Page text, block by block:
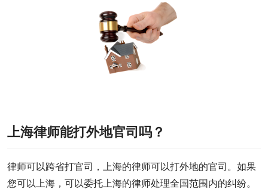
上海律师能打外地官司吗？
律师可以跨省打官司，上海的律师可以打外地的官司。如果
您可以上海，可以委托上海的律师处理全国范围内的纠纷。